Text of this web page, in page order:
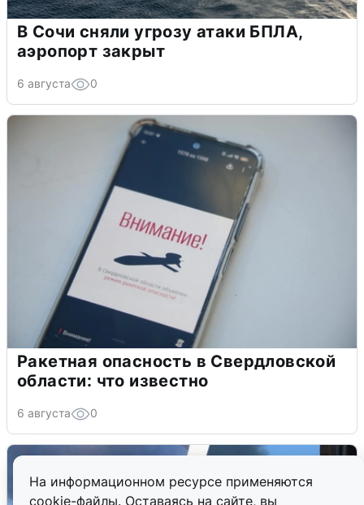
На информационном ресурсе применяются
cookie-файлы. Оставаясь на сайте, вы
В Сочи сняли угрозу атаки БПЛА,
аэропорт закрыт
6 августа 0
Ракетная опасность в Свердловской
области: что известно
6 августа 0